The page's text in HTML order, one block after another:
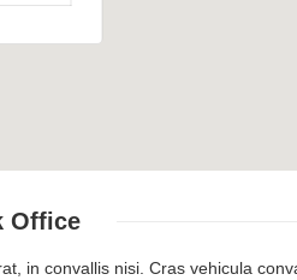
Office
in convallis nisi. Cras vehicula